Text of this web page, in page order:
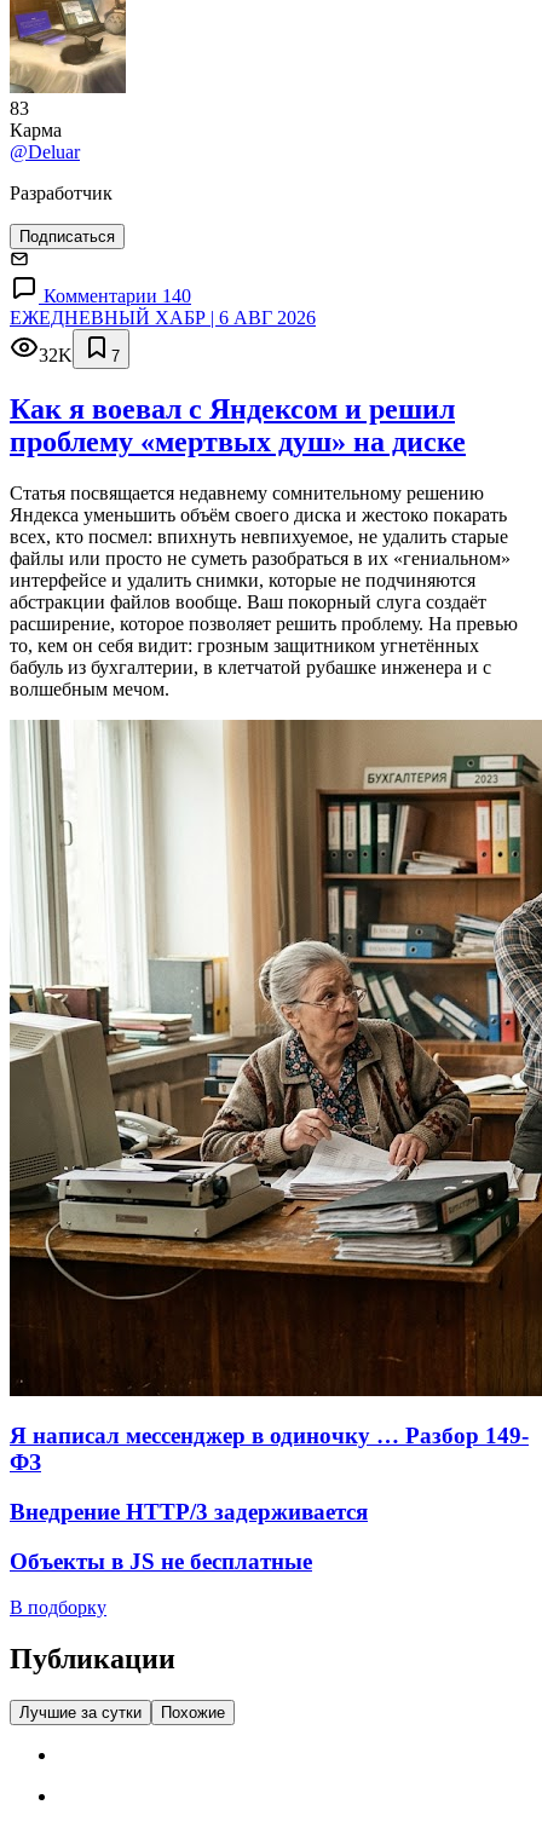
83
Карма
@Deluar
Разработчик
Подписаться
Комментарии 140
ЕЖЕДНЕВНЫЙ ХАБР | 6 АВГ 2026
32K
7
Как я воевал с Яндексом и решил
проблему «мертвых душ» на диске
Статья посвящается недавнему сомнительному решению
Яндекса уменьшить объём своего диска и жестоко покарать
всех, кто посмел: впихнуть невпихуемое, не удалить старые
файлы или просто не суметь разобраться в их «гениальном»
интерфейсе и удалить снимки, которые не подчиняются
абстракции файлов вообще. Ваш покорный слуга создаёт
расширение, которое позволяет решить проблему. На превью
то, кем он себя видит: грозным защитником угнетённых
бабуль из бухгалтерии, в клетчатой рубашке инженера и с
волшебным мечом.
Я написал мессенджер в одиночку … Разбор 149-
ФЗ
Внедрение HTTP/3 задерживается
Объекты в JS не бесплатные
В подборку
Публикации
Лучшие за сутки Похожие